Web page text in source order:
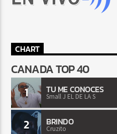
CHART
CANADA TOP 40
1 TU ME CONOCES
Small J EL DE LA S
2 BRINDO
Cruzito